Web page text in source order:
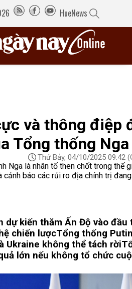
HueNews
và thông điệp
Tổng thống Nga
Thứ Bảy, 04/10/2025 09:42
Nga là nhân tố then chốt trong thế
báo các rủi ro địa chính trị
dự kiến thăm Ấn Độ vào đầu
chiến lượcTổng thống
Ukraine không thể tách rời
lớn nếu không tổ chức